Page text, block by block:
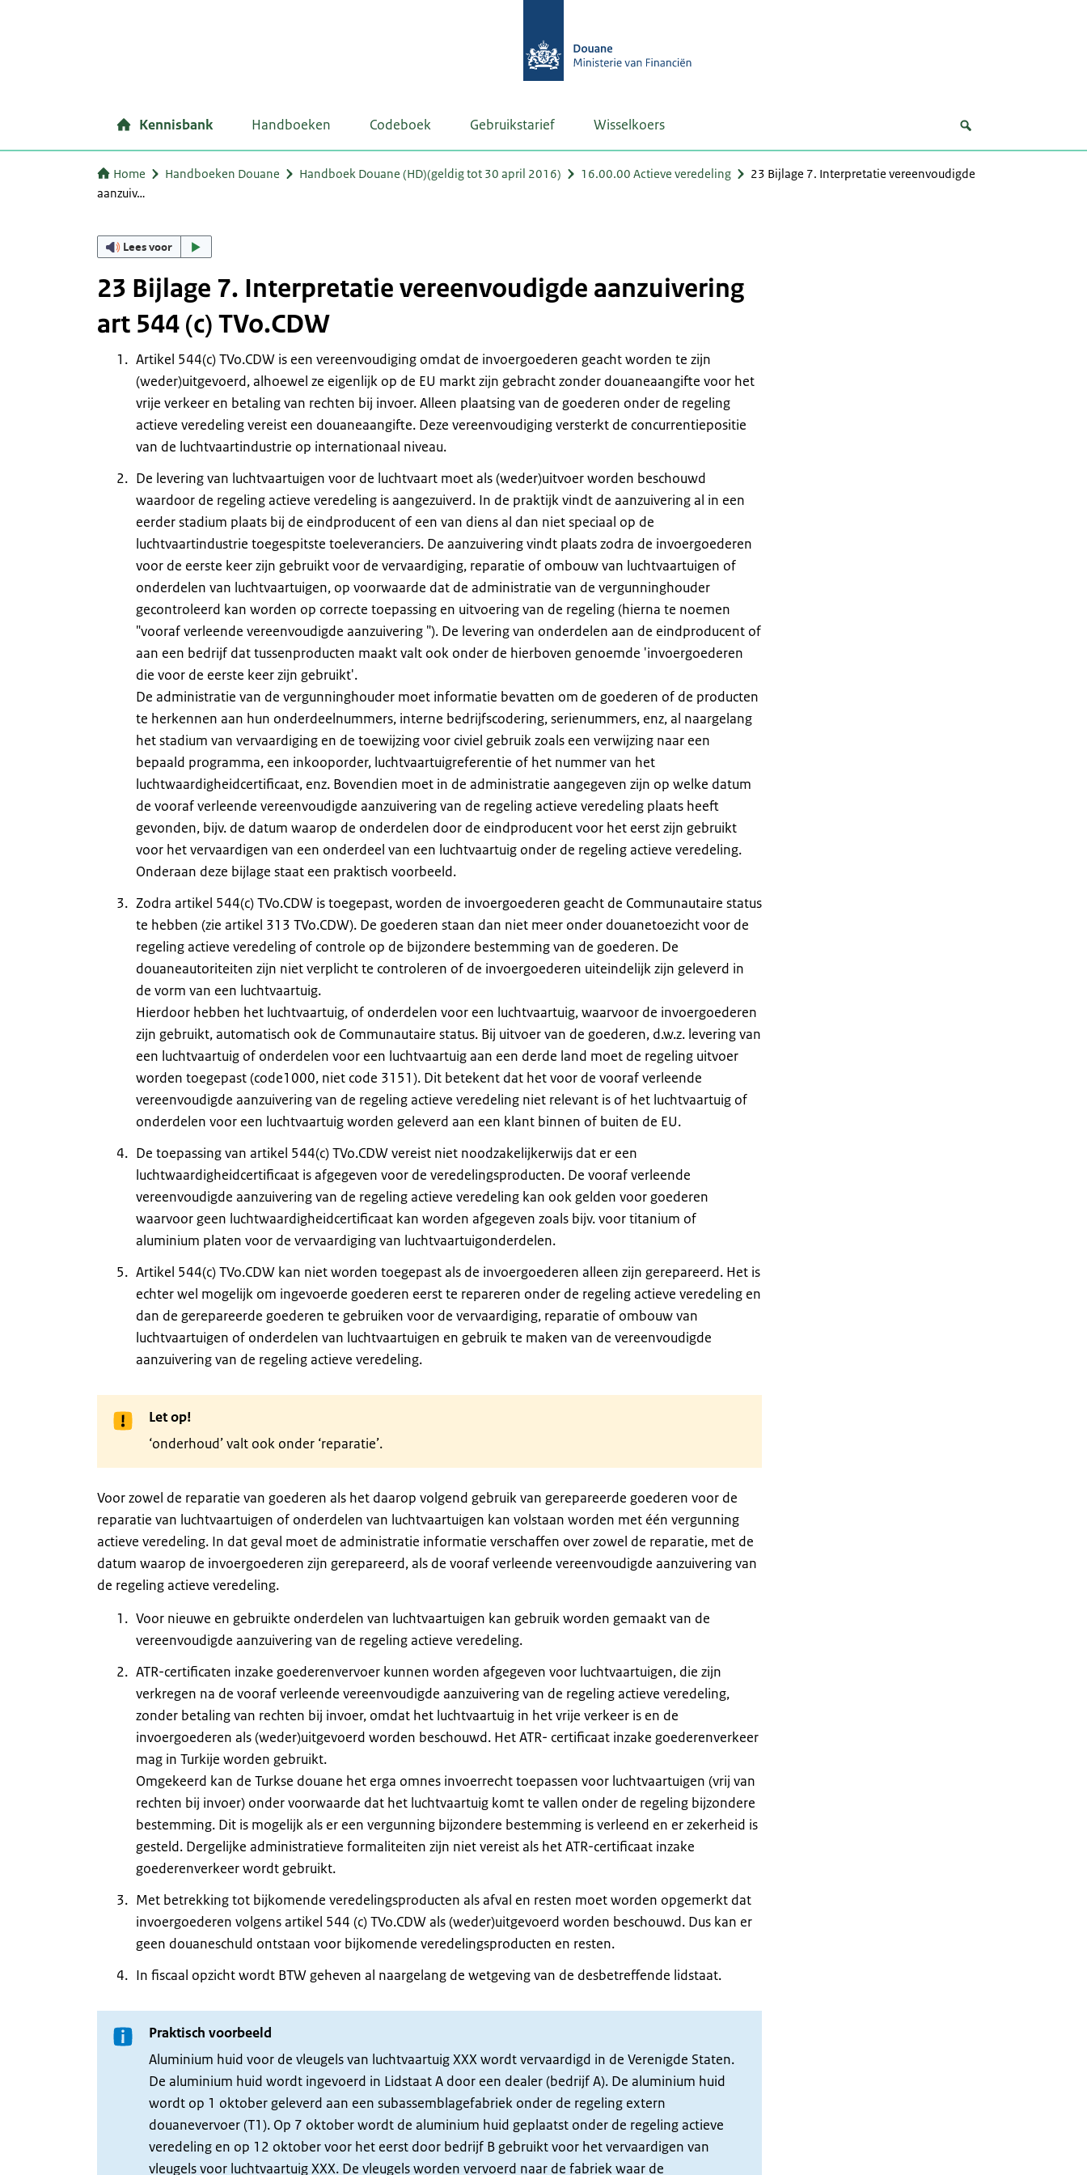
Kennisbank Handboeken Codeboek Gebruikstarief Wisselkoers
Home Handboeken Douane Handboek Douane (HD)(geldig tot 30 april 2016) 16.00.00 Actieve veredeling
23 Bijlage 7. Interpretatie vereenvoudigde
aanzuiv…
Lees voor
23 Bijlage 7. Interpretatie vereenvoudigde aanzuivering
art 544 (c) TVo.CDW
Artikel 544(c) TVo.CDW is een vereenvoudiging omdat de invoergoederen geacht worden te zijn
(weder)uitgevoerd, alhoewel ze eigenlijk op de EU markt zijn gebracht zonder douaneaangifte voor het
vrije verkeer en betaling van rechten bij invoer. Alleen plaatsing van de goederen onder de regeling
actieve veredeling vereist een douaneaangifte. Deze vereenvoudiging versterkt de concurrentiepositie
van de luchtvaartindustrie op internationaal niveau.
De levering van luchtvaartuigen voor de luchtvaart moet als (weder)uitvoer worden beschouwd
waardoor de regeling actieve veredeling is aangezuiverd. In de praktijk vindt de aanzuivering al in een
eerder stadium plaats bij de eindproducent of een van diens al dan niet speciaal op de
luchtvaartindustrie toegespitste toeleveranciers. De aanzuivering vindt plaats zodra de invoergoederen
voor de eerste keer zijn gebruikt voor de vervaardiging, reparatie of ombouw van luchtvaartuigen of
onderdelen van luchtvaartuigen, op voorwaarde dat de administratie van de vergunninghouder
gecontroleerd kan worden op correcte toepassing en uitvoering van de regeling (hierna te noemen
"vooraf verleende vereenvoudigde aanzuivering "). De levering van onderdelen aan de eindproducent of
aan een bedrijf dat tussenproducten maakt valt ook onder de hierboven genoemde 'invoergoederen
die voor de eerste keer zijn gebruikt'.
De administratie van de vergunninghouder moet informatie bevatten om de goederen of de producten
te herkennen aan hun onderdeelnummers, interne bedrijfscodering, serienummers, enz, al naargelang
het stadium van vervaardiging en de toewijzing voor civiel gebruik zoals een verwijzing naar een
bepaald programma, een inkooporder, luchtvaartuigreferentie of het nummer van het
luchtwaardigheidcertificaat, enz. Bovendien moet in de administratie aangegeven zijn op welke datum
de vooraf verleende vereenvoudigde aanzuivering van de regeling actieve veredeling plaats heeft
gevonden, bijv. de datum waarop de onderdelen door de eindproducent voor het eerst zijn gebruikt
voor het vervaardigen van een onderdeel van een luchtvaartuig onder de regeling actieve veredeling.
Onderaan deze bijlage staat een praktisch voorbeeld.
Zodra artikel 544(c) TVo.CDW is toegepast, worden de invoergoederen geacht de Communautaire status
te hebben (zie artikel 313 TVo.CDW). De goederen staan dan niet meer onder douanetoezicht voor de
regeling actieve veredeling of controle op de bijzondere bestemming van de goederen. De
douaneautoriteiten zijn niet verplicht te controleren of de invoergoederen uiteindelijk zijn geleverd in
de vorm van een luchtvaartuig.
Hierdoor hebben het luchtvaartuig, of onderdelen voor een luchtvaartuig, waarvoor de invoergoederen
zijn gebruikt, automatisch ook de Communautaire status. Bij uitvoer van de goederen, d.w.z. levering van
een luchtvaartuig of onderdelen voor een luchtvaartuig aan een derde land moet de regeling uitvoer
worden toegepast (code1000, niet code 3151). Dit betekent dat het voor de vooraf verleende
vereenvoudigde aanzuivering van de regeling actieve veredeling niet relevant is of het luchtvaartuig of
onderdelen voor een luchtvaartuig worden geleverd aan een klant binnen of buiten de EU.
De toepassing van artikel 544(c) TVo.CDW vereist niet noodzakelijkerwijs dat er een
luchtwaardigheidcertificaat is afgegeven voor de veredelingsproducten. De vooraf verleende
vereenvoudigde aanzuivering van de regeling actieve veredeling kan ook gelden voor goederen
waarvoor geen luchtwaardigheidcertificaat kan worden afgegeven zoals bijv. voor titanium of
aluminium platen voor de vervaardiging van luchtvaartuigonderdelen.
Artikel 544(c) TVo.CDW kan niet worden toegepast als de invoergoederen alleen zijn gerepareerd. Het is
echter wel mogelijk om ingevoerde goederen eerst te repareren onder de regeling actieve veredeling en
dan de gerepareerde goederen te gebruiken voor de vervaardiging, reparatie of ombouw van
luchtvaartuigen of onderdelen van luchtvaartuigen en gebruik te maken van de vereenvoudigde
aanzuivering van de regeling actieve veredeling.
Let op!
‘onderhoud’ valt ook onder ‘reparatie’.
Voor zowel de reparatie van goederen als het daarop volgend gebruik van gerepareerde goederen voor de
reparatie van luchtvaartuigen of onderdelen van luchtvaartuigen kan volstaan worden met één vergunning
actieve veredeling. In dat geval moet de administratie informatie verschaffen over zowel de reparatie, met de
datum waarop de invoergoederen zijn gerepareerd, als de vooraf verleende vereenvoudigde aanzuivering van
de regeling actieve veredeling.
Voor nieuwe en gebruikte onderdelen van luchtvaartuigen kan gebruik worden gemaakt van de
vereenvoudigde aanzuivering van de regeling actieve veredeling.
ATR-certificaten inzake goederenvervoer kunnen worden afgegeven voor luchtvaartuigen, die zijn
verkregen na de vooraf verleende vereenvoudigde aanzuivering van de regeling actieve veredeling,
zonder betaling van rechten bij invoer, omdat het luchtvaartuig in het vrije verkeer is en de
invoergoederen als (weder)uitgevoerd worden beschouwd. Het ATR- certificaat inzake goederenverkeer
mag in Turkije worden gebruikt.
Omgekeerd kan de Turkse douane het erga omnes invoerrecht toepassen voor luchtvaartuigen (vrij van
rechten bij invoer) onder voorwaarde dat het luchtvaartuig komt te vallen onder de regeling bijzondere
bestemming. Dit is mogelijk als er een vergunning bijzondere bestemming is verleend en er zekerheid is
gesteld. Dergelijke administratieve formaliteiten zijn niet vereist als het ATR-certificaat inzake
goederenverkeer wordt gebruikt.
Met betrekking tot bijkomende veredelingsproducten als afval en resten moet worden opgemerkt dat
invoergoederen volgens artikel 544 (c) TVo.CDW als (weder)uitgevoerd worden beschouwd. Dus kan er
geen douaneschuld ontstaan voor bijkomende veredelingsproducten en resten.
In fiscaal opzicht wordt BTW geheven al naargelang de wetgeving van de desbetreffende lidstaat.
Praktisch voorbeeld
Aluminium huid voor de vleugels van luchtvaartuig XXX wordt vervaardigd in de Verenigde Staten.
De aluminium huid wordt ingevoerd in Lidstaat A door een dealer (bedrijf A). De aluminium huid
wordt op 1 oktober geleverd aan een subassemblagefabriek onder de regeling extern
douanevervoer (T1). Op 7 oktober wordt de aluminium huid geplaatst onder de regeling actieve
veredeling en op 12 oktober voor het eerst door bedrijf B gebruikt voor het vervaardigen van
vleugels voor luchtvaartuig XXX. De vleugels worden vervoerd naar de fabriek waar de